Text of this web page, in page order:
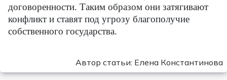
договоренности. Таким образом они затягивают
конфликт и ставят под угрозу благополучие
собственного государства.
Автор статьи: Елена Константинова